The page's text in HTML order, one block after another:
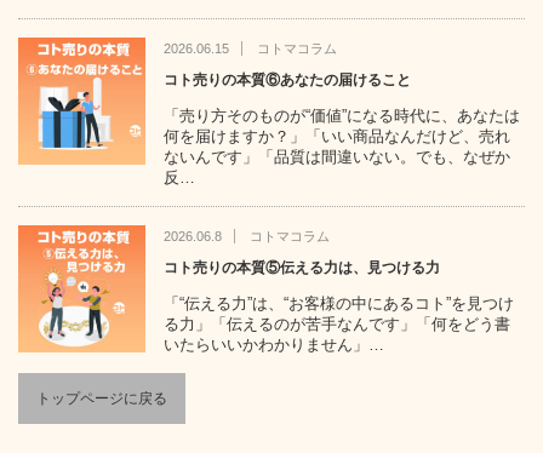
2026.06.15 コトマコラム
コト売りの本質⑥あなたの届けること
「売り方そのものが“価値”になる時代に、あなたは
何を届けますか？」「いい商品なんだけど、売れ
ないんです」「品質は間違いない。でも、なぜか
反…
2026.06.8 コトマコラム
コト売りの本質⑤伝える力は、見つける力
「“伝える力”は、“お客様の中にあるコト”を見つけ
る力」「伝えるのが苦手なんです」「何をどう書
いたらいいかわかりません」…
トップページに戻る